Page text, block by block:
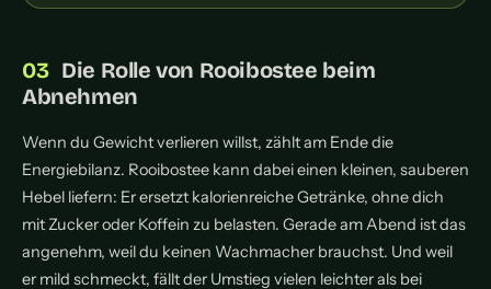
Die Rolle von Rooibostee beim
Abnehmen
Wenn du Gewicht verlieren willst, zählt am Ende die
Energiebilanz. Rooibostee kann dabei einen kleinen, sauberen
Hebel liefern: Er ersetzt kalorienreiche Getränke, ohne dich
mit Zucker oder Koffein zu belasten. Gerade am Abend ist das
angenehm, weil du keinen Wachmacher brauchst. Und weil
er mild schmeckt, fällt der Umstieg vielen leichter als bei